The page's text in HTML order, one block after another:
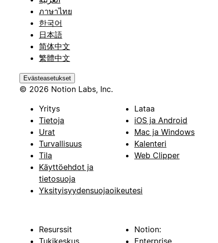
ภาษาไทย
한국어
日本語
简体中文
繁體中文
Evästeasetukset
© 2026 Notion Labs, Inc.
Yritys
Tietoja
Urat
Turvallisuus
Tila
Käyttöehdot ja
tietosuoja
Yksityisyydensuojaoikeutesi
Lataa
iOS ja Android
Mac ja Windows
Kalenteri
Web Clipper
Resurssit
Notion: